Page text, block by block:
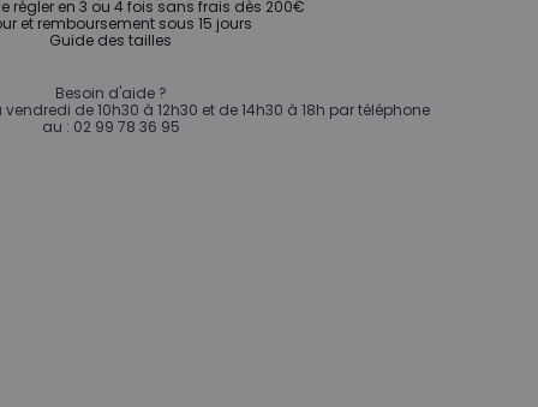
régler en 3 ou 4 fois sans frais dès 200€
et remboursement sous 15 jours
Guide des tailles
Besoin d'aide ?
de 10h30 à 12h30 et de 14h30 à 18h par téléphone
au : 02 99 78 36 95